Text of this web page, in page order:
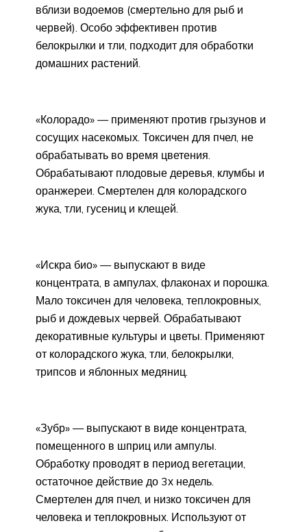
вблизи водоемов (смертельно для рыб и
червей). Особо эффективен против
белокрылки и тли, подходит для обработки
домашних растений.
«Колорадо» — применяют против грызунов и
сосущих насекомых. Токсичен для пчел, не
обрабатывать во время цветения.
Обрабатывают плодовые деревья, клумбы и
оранжереи. Смертелен для колорадского
жука, тли, гусениц и клещей.
«Искра био» — выпускают в виде
концентрата, в ампулах, флаконах и порошка.
Мало токсичен для человека, теплокровных,
рыб и дождевых червей. Обрабатывают
декоративные культуры и цветы. Применяют
от колорадского жука, тли, белокрылки,
трипсов и яблонных медяниц.
«Зубр» — выпускают в виде концентрата,
помещенного в шприц или ампулы.
Обработку проводят в период вегетации,
остаточное действие до 3х недель.
Смертелен для пчел, и низко токсичен для
человека и теплокровных. Используют от